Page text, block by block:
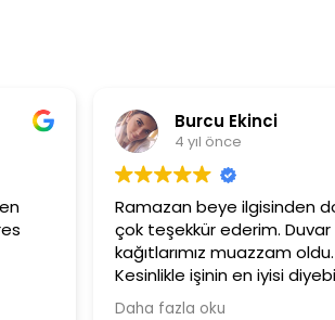
Burcu Ekinci
4 yıl önce
Ramazan beye ilgisinden
çok teşekkür ederim. Duvar
kağıtlarımız muazzam oldu.
Kesinlikle işinin en iyisi
Şiddetle tavsiye ediyorum.
Daha fazla oku